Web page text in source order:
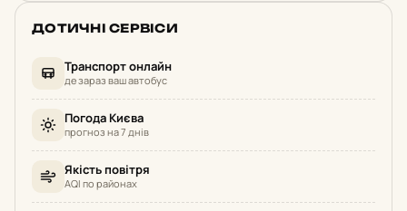
ДОТИЧНІ СЕРВІСИ
Транспорт онлайн
де зараз ваш автобус
Погода Києва
прогноз на 7 днів
Якість повітря
AQI по районах